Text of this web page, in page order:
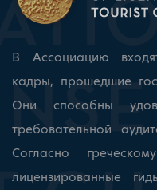
В Ассоциацию
кадры, прошедшие
Они способны
требовательной
Согласно
лицензированные